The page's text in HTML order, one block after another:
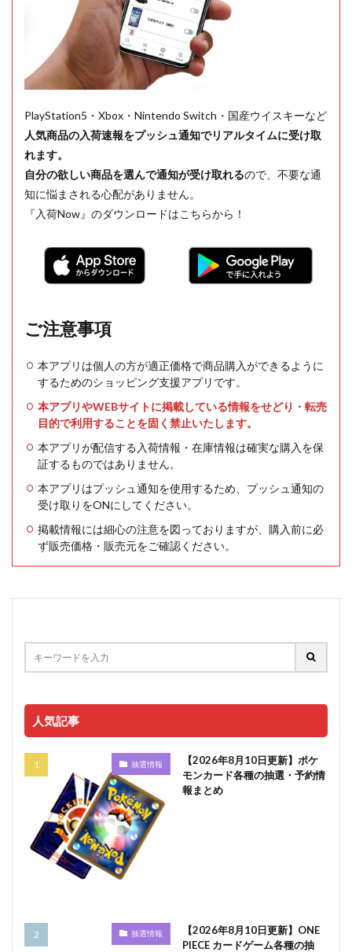
PlayStation5・Xbox・Nintendo Switch・国産ウイスキーなど
人気商品の入荷速報をプッシュ通知でリアルタイムに受け取
れます。
自分の欲しい商品を選んで通知が受け取れるので、不要な通
知に悩まされる心配がありません。
『入荷Now』のダウンロードはこちらから！
ご注意事項
本アプリは個人の方が適正価格で商品購入ができるように
するためのショッピング支援アプリです。
本アプリやWEBサイトに掲載している情報をせどり・転売
目的で利用することを固く禁止いたします。
本アプリが配信する入荷情報・在庫情報は確実な購入を保
証するものではありません。
本アプリはプッシュ通知を使用するため、プッシュ通知の
受け取りをONにしてください。
掲載情報には細心の注意を図っておりますが、購入前に必
ず販売価格・販売元をご確認ください。
人気記事
抽選情報
【2026年8月10日更新】ポケ
モンカード各種の抽選・予約情
報まとめ
抽選情報
【2026年8月10日更新】ONE
PIECE カードゲーム各種の抽